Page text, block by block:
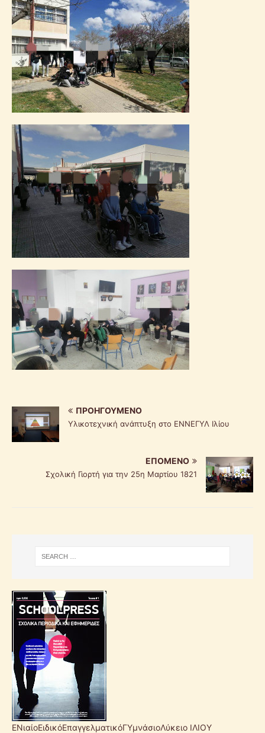
ΠΡΟΗΓΟΎΜΕΝΟ
Υλικοτεχνική ανάπτυξη στο ΕΝΝΕΓΥΛ Ιλίου
ΕΠΌΜΕΝΟ
Σχολική Γιορτή για την 25η Μαρτίου 1821
ΕΝιαίοΕιδικόΕπαγγελματικόΓΥμνάσιοΛύκειο ΙΛΙΟΥ